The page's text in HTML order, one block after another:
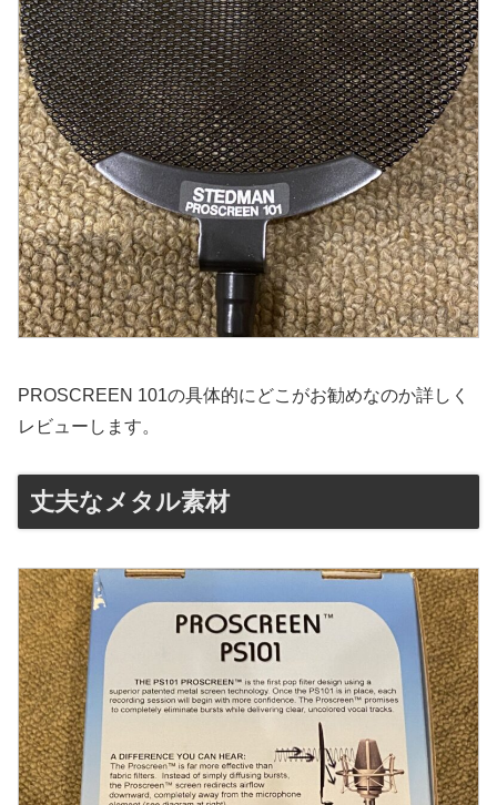
PROSCREEN 101の具体的にどこがお勧めなのか詳しく
レビューします。
丈夫なメタル素材